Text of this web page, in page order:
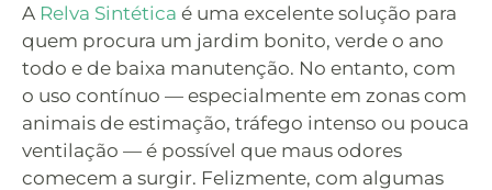
A Relva Sintética é uma excelente solução para
quem procura um jardim bonito, verde o ano
todo e de baixa manutenção. No entanto, com
o uso contínuo — especialmente em zonas com
animais de estimação, tráfego intenso ou pouca
ventilação — é possível que maus odores
comecem a surgir. Felizmente, com algumas